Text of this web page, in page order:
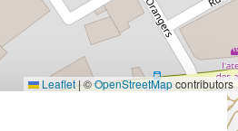
Leaflet|©OpenStreetMapcontributors